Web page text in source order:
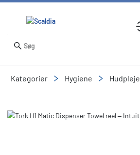
Kategorier Hygiene Hudpleje
Slide 1 of 11